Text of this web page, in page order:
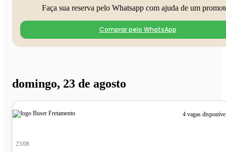
Faça sua reserva pelo Whatsapp com ajuda de um
Comprar pelo WhatsApp
domingo, 23 de agosto
4 vagas
23/08